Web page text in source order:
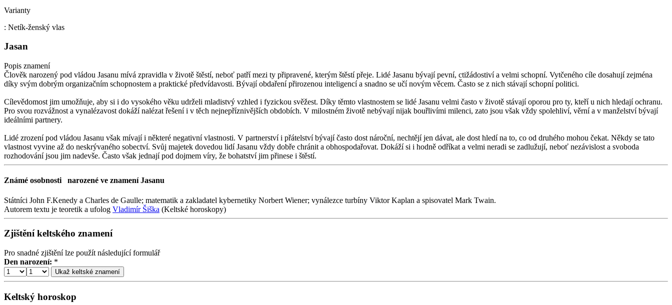
Varianty
: Netík-ženský vlas
Jasan
Popis znamení
Člověk narozený pod vládou Jasanu mívá zpravidla v životě štěstí, neboť patří mezi ty připravené, kterým štěstí přeje. Lidé Jasanu bývají pevní, ctižádostiví a velmi schopní. Vytčeného cíle dosahují zejména
díky svým dobrým organizačním schopnostem a praktické předvídavosti. Bývají obdaření přirozenou inteligencí a snadno se učí novým věcem. Často se z nich stávají schopní politici.
Cílevědomost jim umožňuje, aby si i do vysokého věku udrželi mladistvý vzhled i fyzickou svěžest. Díky těmto vlastnostem se lidé Jasanu velmi často v životě stávají oporou pro ty, kteří u nich hledají ochranu.
Pro svou rozvážnost a vynalézavost dokáží nalézat řešení i v těch nejnepříznivějších obdobích. V milostném životě nebývají nijak bouřlivími milenci, zato jsou však vždy spolehliví, věrní a v manželství bývají
ideálními partnery.
Lidé zrození pod vládou Jasanu však mívají i některé negativní vlastnosti. V partnerství i přátelství bývají často dost nároční, nechtějí jen dávat, ale dost hledí na to, co od druhého mohou čekat. Někdy se tato
vlastnost vyvine až do neskrývaného sobectví. Svůj majetek dovedou lidí Jasanu vždy dobře chránit a obhospodařovat. Dokáží si i hodně odříkat a velmi neradi se zadlužují, neboť nezávislost a svoboda
rozhodování jsou jim nadevše. Často však jednají pod dojmem víry, že bohatství jim přinese i štěstí.
Známé osobnosti narozené ve znamení Jasanu
Státníci John F.Kenedy a Charles de Gaulle; matematik a zakladatel kybernetiky Norbert Wiener; vynálezce turbíny Viktor Kaplan a spisovatel Mark Twain.
Autorem textu je teoretik a ufolog Vladimír Šiška (Keltské horoskopy)
Zjištění keltského znamení
Pro snadné zjištění lze použít následující formulář
Den narození: *
Keltský horoskop